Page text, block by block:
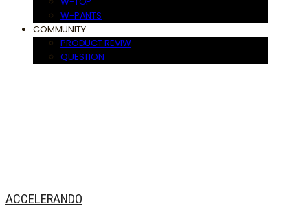
W-PANTS
COMMUNITY
PRODUCT REVIW
QUESTION
ACCELERANDO